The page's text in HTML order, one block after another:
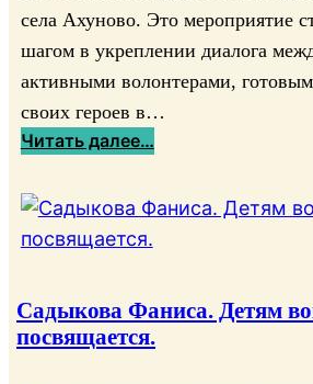
и
о
т
к
а
.
н
о
О
А
Х
Н
О
О
Б
Л
села Ахуново. Это мероприятие
шагом в укреплении диалога
активными волонтерами,
своих героев в…
Читать далее…
л
и
о
Садыкова Фаниса. Детям
посвящается.